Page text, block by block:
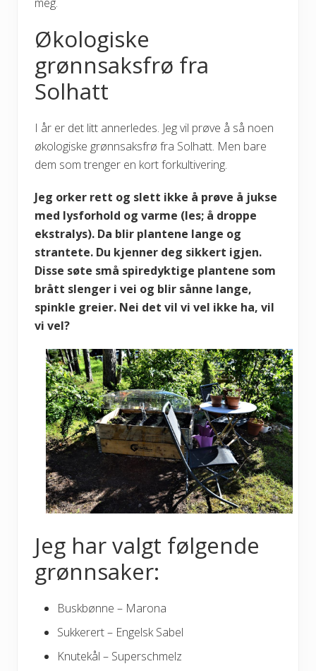
Økologiske
grønnsaksfrø fra
Solhatt
I år er det litt annerledes. Jeg vil prøve å så noen
økologiske grønnsaksfrø fra Solhatt. Men bare
dem som trenger en kort forkultivering.
Jeg orker rett og slett ikke å prøve å jukse
med lysforhold og varme (les; å droppe
ekstralys). Da blir plantene lange og
strantete. Du kjenner deg sikkert igjen.
Disse søte små spiredyktige plantene som
brått slenger i vei og blir sånne lange,
spinkle greier. Nei det vil vi vel ikke ha, vil
vi vel?
Jeg har valgt følgende
grønnsaker:
Buskbønne – Marona
Sukkerert – Engelsk Sabel
Knutekål – Superschmelz